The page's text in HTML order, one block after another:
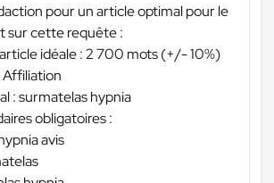
pour un article optimal pour le
sur cette requête :
idéale : 2 700 mots (+/- 10%)
Affiliation
: surmatelas hypnia
obligatoires :
avis